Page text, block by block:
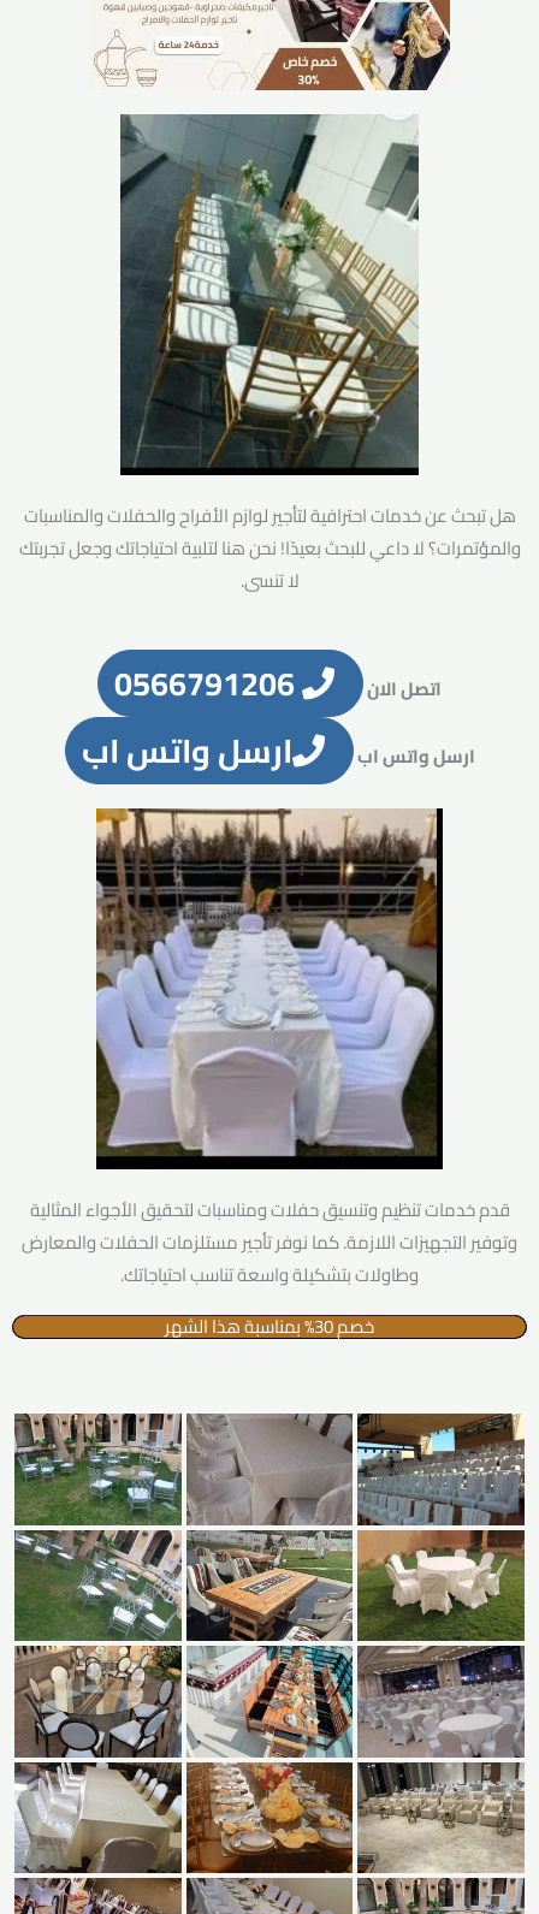
هل تبحث عن خدمات احترافية لتأجير لوازم الأفراح والحفلات والمناسبات
والمؤتمرات؟ لا داعي للبحث بعيدًا! نحن هنا لتلبية احتياجاتك وجعل تجربتك
لا تنسى.
اتصل الان
ارسل واتس اب ارسل واتس اب
قدم خدمات تنظيم وتنسيق حفلات ومناسبات لتحقيق الأجواء المثالية
وتوفير التجهيزات اللازمة. كما نوفر تأجير مستلزمات الحفلات والمعارض
وطاولات بتشكيلة واسعة تناسب احتياجاتك.
خصم 30% بمناسبة هذا الشهر